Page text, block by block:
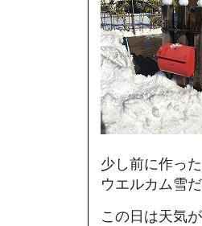
少し前に作っ
ウエルカム雪
この日は天気